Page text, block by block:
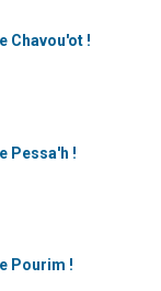
Chavou'ot !
Pessa'h !
Pourim !